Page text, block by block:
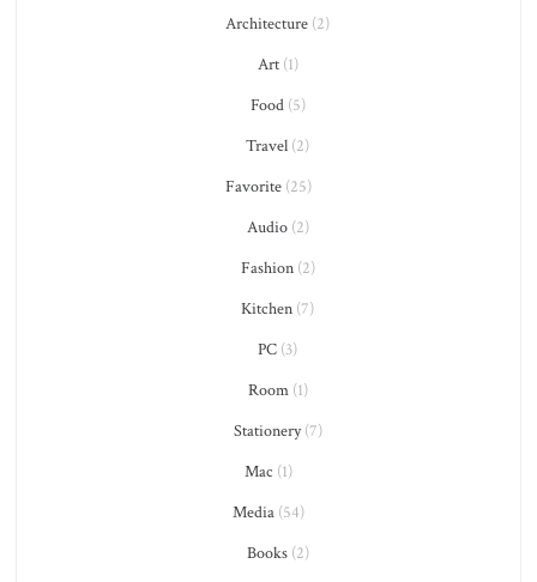
Architecture (2)
Art(1)
Food(5)
Travel (2)
Favorite (25)
Audio(2)
Fashion(2)
Kitchen (7)
PC (3)
Room(1)
Stationery(7)
Mac (1)
Media (54)
Books(2)